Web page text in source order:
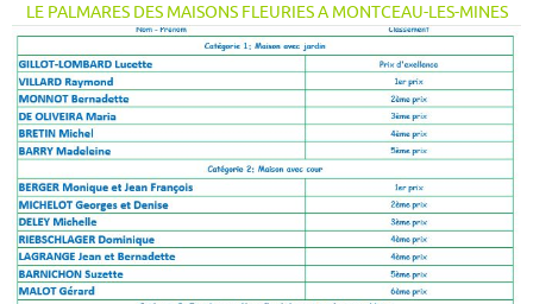
LE PALMARES DES MAISONS FLEURIES A MONTCEAU-LES-MINES